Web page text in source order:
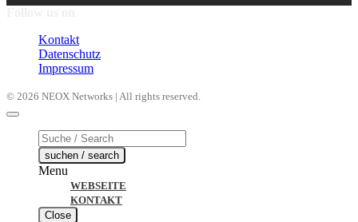
Kontakt
Datenschutz
Impressum
© 2026 NEOX Networks | All rights reserved.
Products
search
suchen / search
Menu
WEBSEITE
KONTAKT
Close